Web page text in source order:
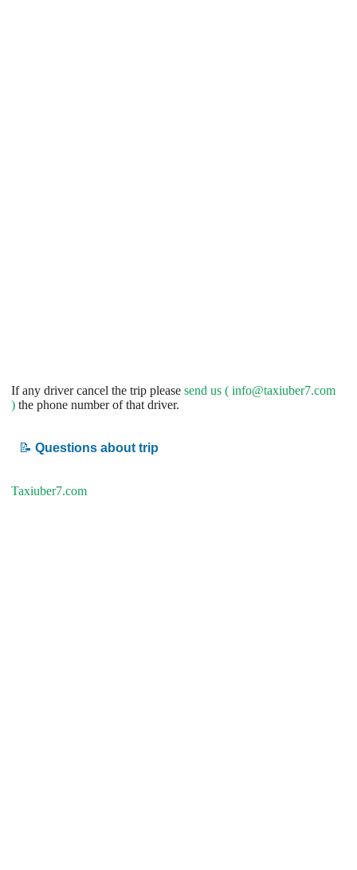
If any driver cancel the trip please send us ( info@taxiuber7.com
) the phone number of that driver.
📝 Questions about trip
Taxiuber7.com